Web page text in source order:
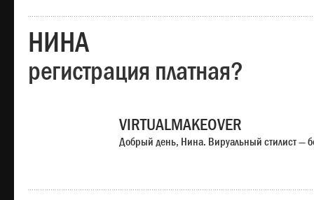
НИНА
регистрация платная?
VIRTUALMAKEOVER
Добрый день, Нина. Вируальный стилист —